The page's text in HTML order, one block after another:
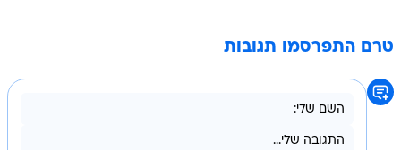
טרם התפרסמו תגובות